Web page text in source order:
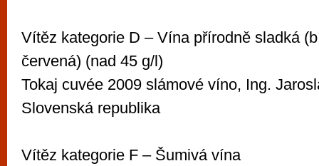
Vítěz kategorie D – Vína přírodně sladká
červená) (nad 45 g/l)
Tokaj cuvée 2009 slámové víno, Ing.
Slovenská republika
Vítěz kategorie F – Šumivá vína